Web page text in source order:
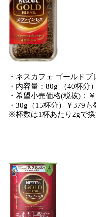
・ネスカフェ ゴールド
・内容量：80g （40杯分）
・希望小売価格(税抜)：￥
・30g（15杯分）￥379も
※杯数は1杯あたり2gで